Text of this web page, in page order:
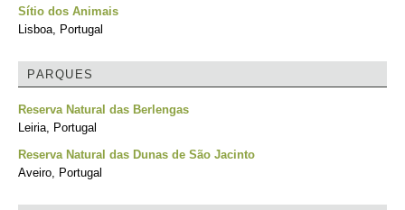
Sítio dos Animais
Lisboa, Portugal
PARQUES
Reserva Natural das Berlengas
Leiria, Portugal
Reserva Natural das Dunas de São Jacinto
Aveiro, Portugal